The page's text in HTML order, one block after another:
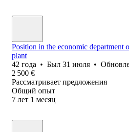
Position in the economic department
plant
42 года • Был 31 июля •
2 500 €
Рассматривает предложения
Общий опыт
7 лет 1 месяц